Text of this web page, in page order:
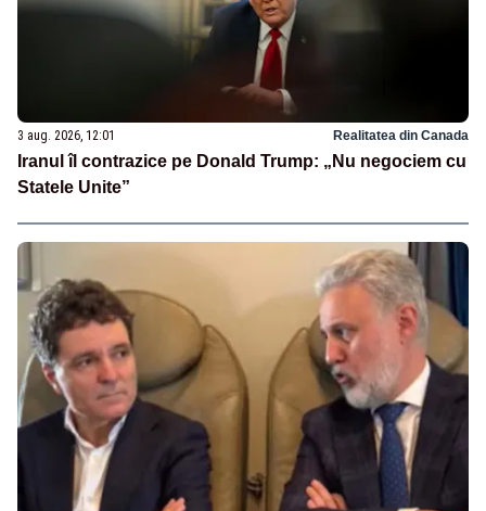
3 aug. 2026, 12:01 Realitatea din Canada
Iranul îl contrazice pe Donald Trump: „Nu negociem cu
Statele Unite”